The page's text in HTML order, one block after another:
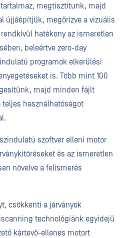
megtisztítunk, majd
újjáépítjük, megőrizve a vizuális
hatékony az ismeretlen
beleértve zero-day
programok elkerülési
is. Több mint 100
majd minden fájlt
használhatóságot
szoftver elleni motor
és az ismeretlen
növelve a felismerés
csökkenti a járványok
technológiánk egyidejű
kártevő-ellenes motort